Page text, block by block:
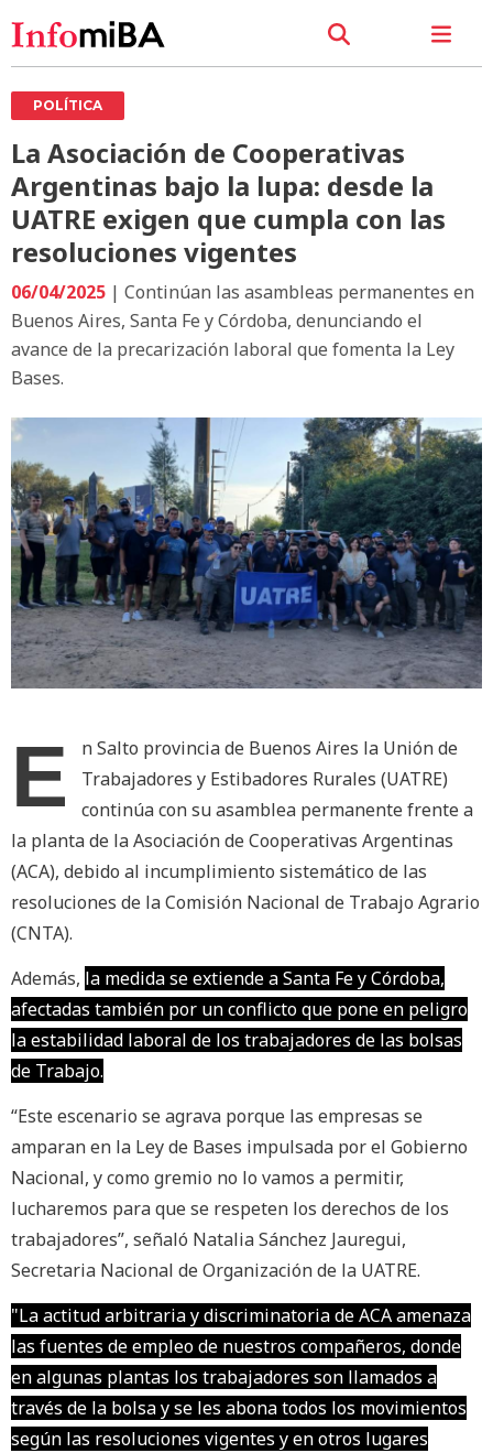
POLÍTICA
La Asociación de Cooperativas
Argentinas bajo la lupa: desde la
UATRE exigen que cumpla con las
resoluciones vigentes
06/04/2025 | Continúan las asambleas permanentes en
Buenos Aires, Santa Fe y Córdoba, denunciando el
avance de la precarización laboral que fomenta la Ley
Bases.
E
n Salto provincia de Buenos Aires la Unión de
Trabajadores y Estibadores Rurales (UATRE)
continúa con su asamblea permanente frente a
la planta de la Asociación de Cooperativas Argentinas
(ACA), debido al incumplimiento sistemático de las
resoluciones de la Comisión Nacional de Trabajo Agrario
(CNTA).
Además, la medida se extiende a Santa Fe y Córdoba,
afectadas también por un conflicto que pone en peligro
la estabilidad laboral de los trabajadores de las bolsas
de Trabajo.
“Este escenario se agrava porque las empresas se
amparan en la Ley de Bases impulsada por el Gobierno
Nacional, y como gremio no lo vamos a permitir,
lucharemos para que se respeten los derechos de los
trabajadores”, señaló Natalia Sánchez Jauregui,
Secretaria Nacional de Organización de la UATRE.
"La actitud arbitraria y discriminatoria de ACA amenaza
las fuentes de empleo de nuestros compañeros, donde
en algunas plantas los trabajadores son llamados a
través de la bolsa y se les abona todos los movimientos
según las resoluciones vigentes y en otros lugares